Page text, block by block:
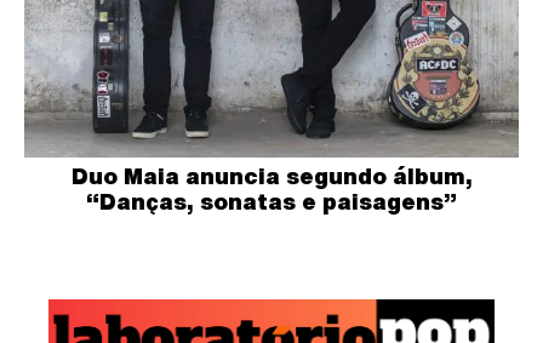
Duo Maia anuncia segundo álbum,
“Danças, sonatas e paisagens”